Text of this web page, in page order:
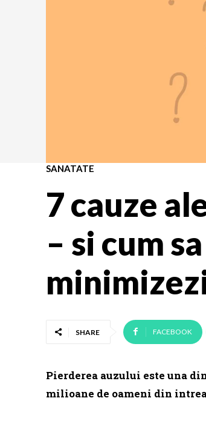
SANATATE
7 cauze
– si cum
SHARE FACEBOOK
Pierderea auzului este una
milioane de oameni din